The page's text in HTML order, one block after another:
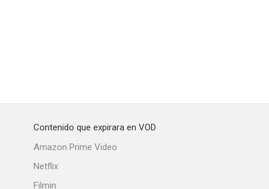
Contenido que expirara en VOD
Amazon Prime Video
Netflix
Filmin